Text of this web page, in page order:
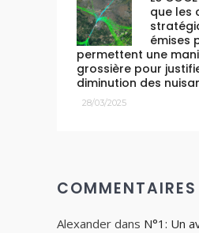
que les
émises
permettent une
grossière pour
diminution des
28/03/2025
Alexanderdans N°1: Un